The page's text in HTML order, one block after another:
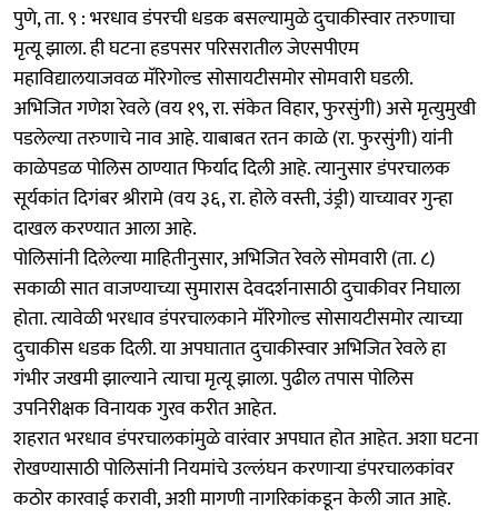
पुणे, ता. ९ : भरधाव डंपरची धडक बसल्यामुळे दुचाकीस्वार तरुणाचा
मृत्यू झाला. ही घटना हडपसर परिसरातील जेएसपीएम
महाविद्यालयाजवळ मॅरिगोल्ड सोसायटीसमोर सोमवारी घडली.
अभिजित गणेश रेवले (वय १९, रा. संकेत विहार, फुरसुंगी) असे मृत्युमुखी
पडलेल्या तरुणाचे नाव आहे. याबाबत रतन काळे (रा. फुरसुंगी) यांनी
काळेपडळ पोलिस ठाण्यात फिर्याद दिली आहे. त्यानुसार डंपरचालक
सूर्यकांत दिगंबर श्रीरामे (वय ३६, रा. होले वस्ती, उंड्री) याच्यावर गुन्हा
दाखल करण्यात आला आहे.
पोलिसांनी दिलेल्या माहितीनुसार, अभिजित रेवले सोमवारी (ता. ८)
सकाळी सात वाजण्याच्या सुमारास देवदर्शनासाठी दुचाकीवर निघाला
होता. त्यावेळी भरधाव डंपरचालकाने मॅरिगोल्ड सोसायटीसमोर त्याच्या
दुचाकीस धडक दिली. या अपघातात दुचाकीस्वार अभिजित रेवले हा
गंभीर जखमी झाल्याने त्याचा मृत्यू झाला. पुढील तपास पोलिस
उपनिरीक्षक विनायक गुरव करीत आहेत.
शहरात भरधाव डंपरचालकांमुळे वारंवार अपघात होत आहेत. अशा घटना
रोखण्यासाठी पोलिसांनी नियमांचे उल्लंघन करणाऱ्या डंपरचालकांवर
कठोर कारवाई करावी, अशी मागणी नागरिकांकडून केली जात आहे.